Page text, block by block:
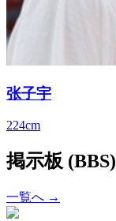
张子宇
224cm
掲示板 (BBS)
一覧へ →